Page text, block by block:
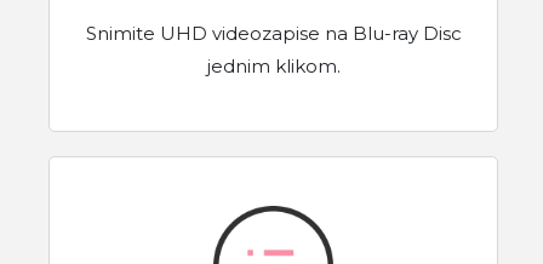
Snimite UHD videozapise na Blu-ray Disc
jednim klikom.